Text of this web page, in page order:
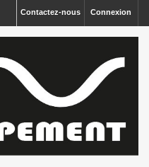
Connexion
Contactez-nous